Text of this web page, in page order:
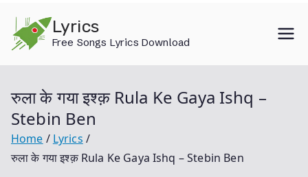
content
Lyrics
Free Songs Lyrics Download
रुला के गया इश्क़ Rula Ke Gaya Ishq –
Stebin Ben
Home
Lyrics
रुला के गया इश्क़ Rula Ke Gaya Ishq – Stebin Ben